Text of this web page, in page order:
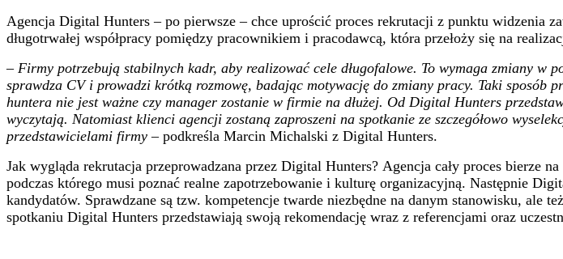
Agencja Digital Hunters – po pierwsze – chce uprościć proces rekrutacji z punktu widzenia
długotrwałej współpracy pomiędzy pracownikiem i pracodawcą, która przełoży się na
–Firmy potrzebują stabilnych kadr, aby realizować cele długofalowe. To wymaga zmiany w
sprawdza CV i prowadzi krótką rozmowę, badając motywację do zmiany pracy. Taki
huntera nie jest ważne czy manager zostanie w firmie na dłużej. Od Digital Hunters
wyczytają. Natomiast klienci agencji zostaną zaproszeni na spotkanie ze szczegółowo
przedstawicielami firmy– podkreśla Marcin Michalski z Digital Hunters.
Jak wygląda rekrutacja przeprowadzana przez Digital Hunters? Agencja cały proces bierze
podczas którego musi poznać realne zapotrzebowanie i kulturę organizacyjną. Następnie
kandydatów. Sprawdzane są tzw. kompetencje twarde niezbędne na danym stanowisku,
spotkaniu Digital Hunters przedstawiają swoją rekomendację wraz z referencjami oraz